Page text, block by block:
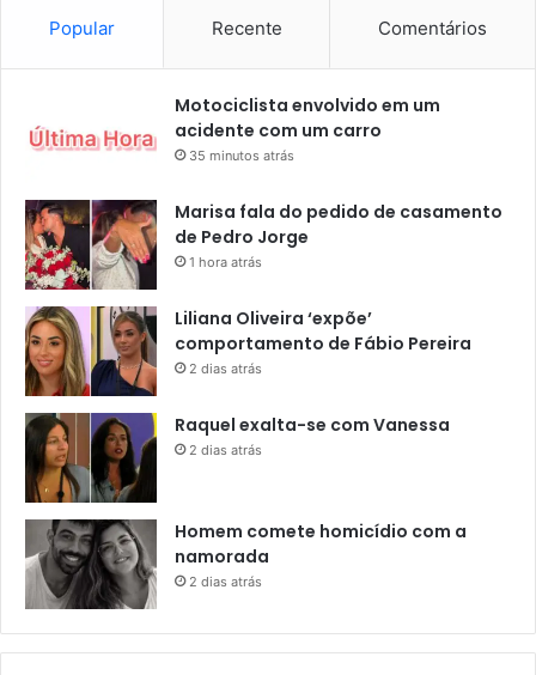
Popular Recente Comentários
Motociclista envolvido em um
acidente com um carro
35 minutos atrás
Marisa fala do pedido de casamento
de Pedro Jorge
1 hora atrás
Liliana Oliveira ‘expõe’
comportamento de Fábio Pereira
2 dias atrás
Raquel exalta-se com Vanessa
2 dias atrás
Homem comete homicídio com a
namorada
2 dias atrás